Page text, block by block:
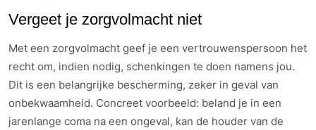
Vergeet je zorgvolmacht niet
Met een zorgvolmacht geef je een vertrouwenspersoon het
recht om, indien nodig, schenkingen te doen namens jou.
Dit is een belangrijke bescherming, zeker in geval van
onbekwaamheid. Concreet voorbeeld: beland je in een
jarenlange coma na een ongeval, kan de houder van de